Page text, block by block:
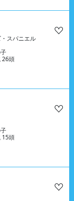
スパニエル
26頭
15頭